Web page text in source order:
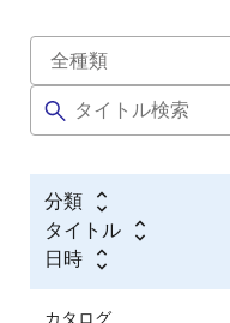
分類
タイトル
日時
カタログ